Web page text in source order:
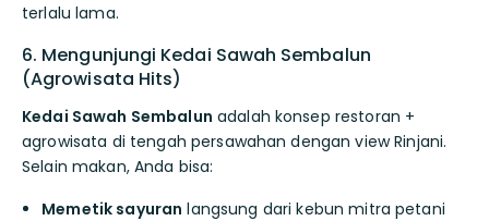
terlalu lama.
6. Mengunjungi Kedai Sawah Sembalun
(Agrowisata Hits)
Kedai Sawah Sembalun adalah konsep restoran +
agrowisata di tengah persawahan dengan view Rinjani.
Selain makan, Anda bisa:
Memetik sayuran langsung dari kebun mitra petani